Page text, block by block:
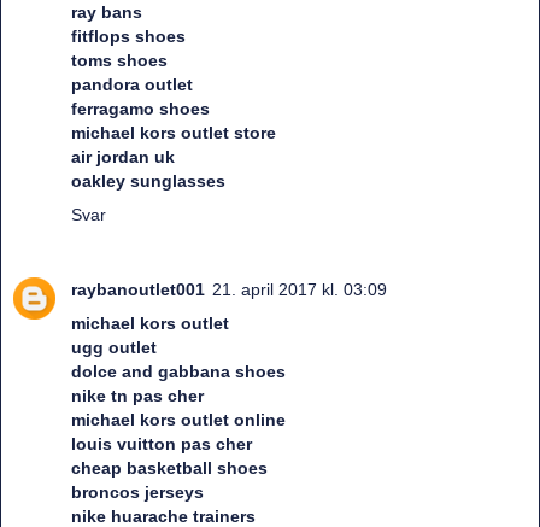
ray bans
fitflops shoes
toms shoes
pandora outlet
ferragamo shoes
michael kors outlet store
air jordan uk
oakley sunglasses
Svar
raybanoutlet001 21. april 2017 kl. 03:09
michael kors outlet
ugg outlet
dolce and gabbana shoes
nike tn pas cher
michael kors outlet online
louis vuitton pas cher
cheap basketball shoes
broncos jerseys
nike huarache trainers